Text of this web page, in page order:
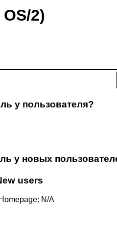
2)
у пользователя?
у новых
users
Homepage: N/A